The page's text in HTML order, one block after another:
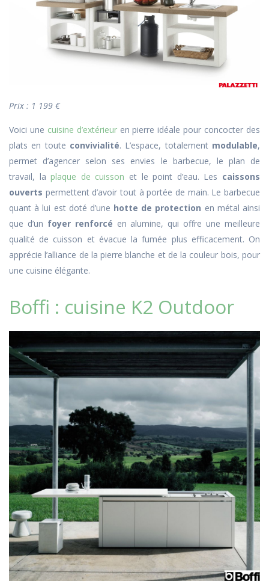
Prix : 1 199 €
Voici une cuisine d’extérieuren pierre idéale pour concocter des
plats en toute convivialité. L’espace, totalement modulable,
permet d’agencer selon ses envies le barbecue, le plan de
travail, la plaque de cuisson et le point d’eau. Les caissons
ouverts permettent d’avoir tout à portée de main. Le barbecue
quant à lui est doté d’une hotte de protection en métal ainsi
que d’un foyer renforcé en alumine, qui offre une meilleure
qualité de cuisson et évacue la fumée plus efficacement. On
apprécie l’alliance de la pierre blanche et de la couleur bois, pour
une cuisine élégante.
Boffi : cuisine K2 Outdoor